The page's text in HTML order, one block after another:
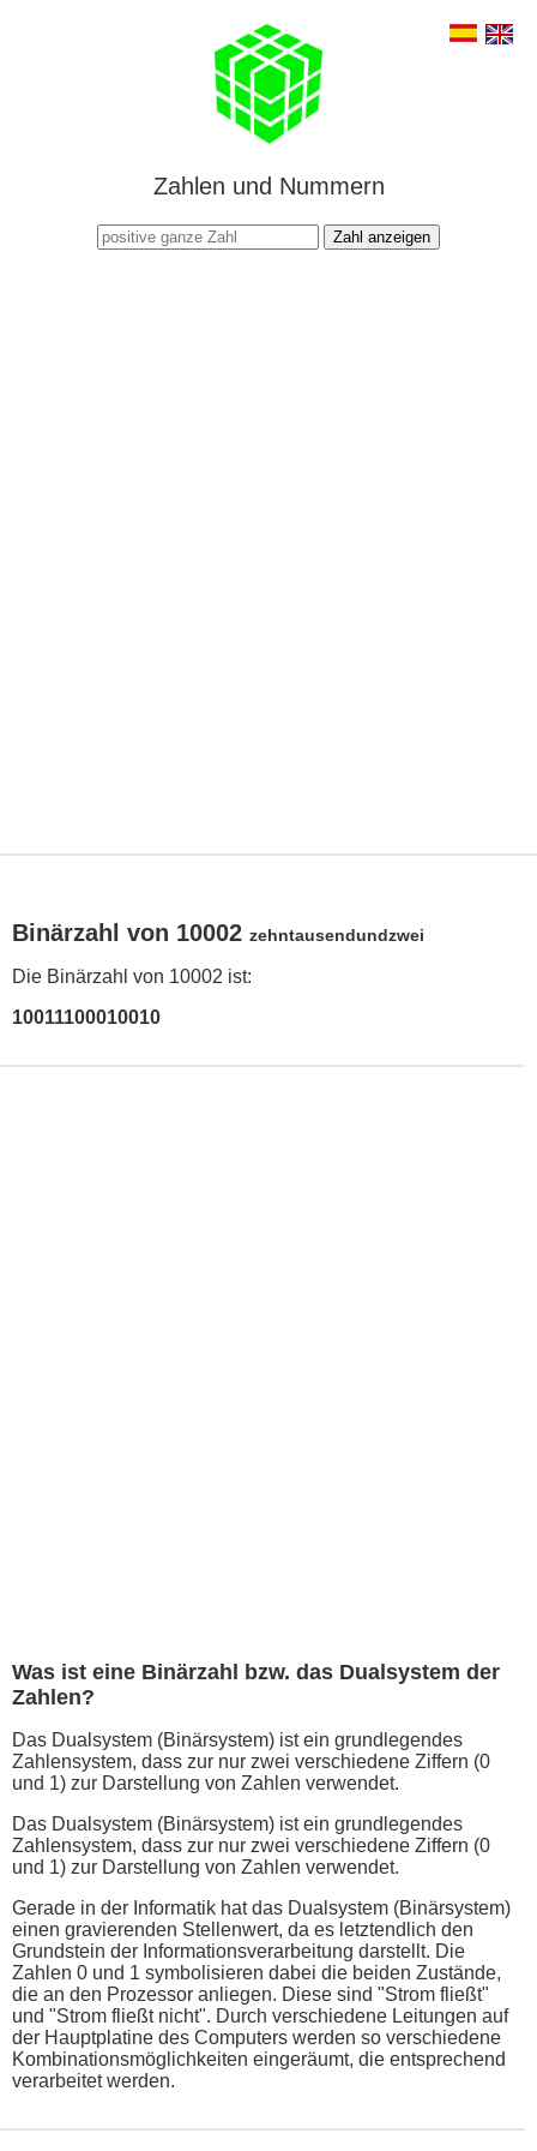
Zahlen und Nummern
Zahl anzeigen
Binärzahl von 10002 zehntausendundzwei
Die Binärzahl von 10002 ist:
10011100010010
Was ist eine Binärzahl bzw. das Dualsystem der
Zahlen?
Das Dualsystem (Binärsystem) ist ein grundlegendes
Zahlensystem, dass zur nur zwei verschiedene Ziffern (0
und 1) zur Darstellung von Zahlen verwendet.
Das Dualsystem (Binärsystem) ist ein grundlegendes
Zahlensystem, dass zur nur zwei verschiedene Ziffern (0
und 1) zur Darstellung von Zahlen verwendet.
Gerade in der Informatik hat das Dualsystem (Binärsystem)
einen gravierenden Stellenwert, da es letztendlich den
Grundstein der Informationsverarbeitung darstellt. Die
Zahlen 0 und 1 symbolisieren dabei die beiden Zustände,
die an den Prozessor anliegen. Diese sind "Strom fließt"
und "Strom fließt nicht". Durch verschiedene Leitungen auf
der Hauptplatine des Computers werden so verschiedene
Kombinationsmöglichkeiten eingeräumt, die entsprechend
verarbeitet werden.